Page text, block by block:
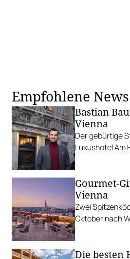
Empfohlene News
Bastian
Vienna
Der gebürtige
Luxushotel Am
Gourmet-
Vienna
Zwei
Oktober nach
Die besten